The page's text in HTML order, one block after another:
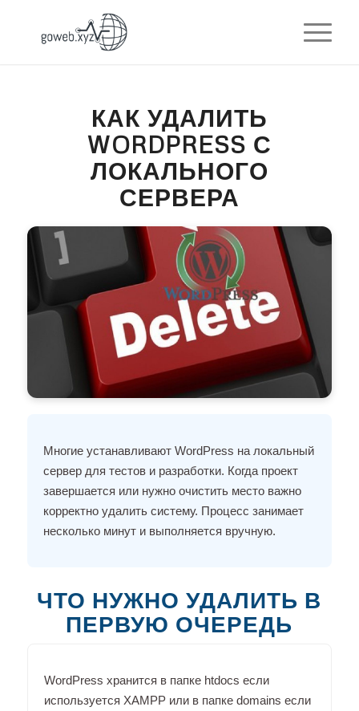
КАК УДАЛИТЬ
WORDPRESS С
ЛОКАЛЬНОГО
СЕРВЕРА
Многие устанавливают WordPress на локальный
сервер для тестов и разработки. Когда проект
завершается или нужно очистить место важно
корректно удалить систему. Процесс занимает
несколько минут и выполняется вручную.
ЧТО НУЖНО УДАЛИТЬ В
ПЕРВУЮ ОЧЕРЕДЬ
WordPress хранится в папке htdocs если
используется XAMPP или в папке domains если